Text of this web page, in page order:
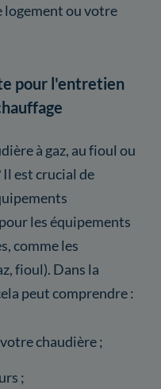
logement ou votre
pour l'entretien
à gaz, au fioul ou
Il est crucial de
les équipements
comme les
fioul). Dans la
peut comprendre :
chaudière ;
;